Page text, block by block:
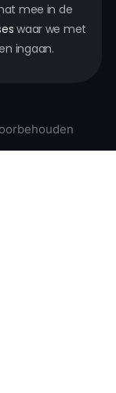
mee in de
waar we met
ingaan.